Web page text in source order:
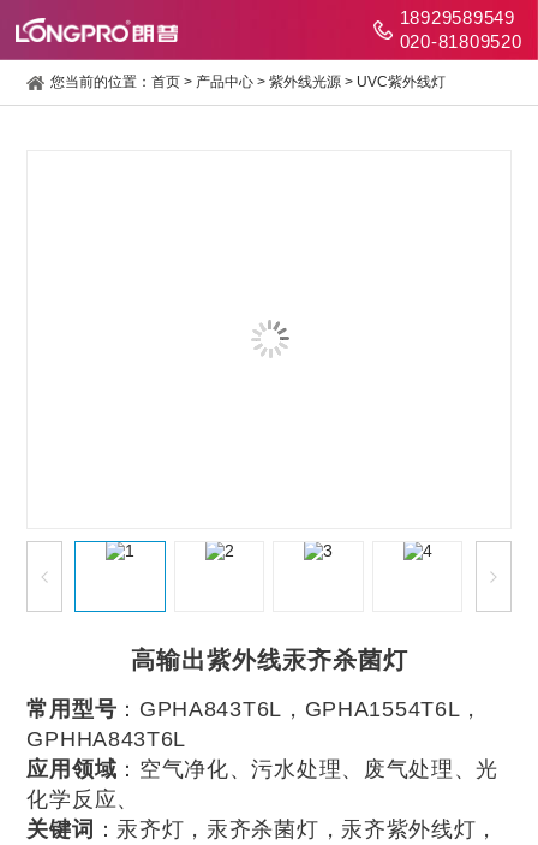
18929589549
020-81809520
您当前的位置：首页 > 产品中心 >紫外线光源 > UVC紫外线灯
高输出紫外线汞齐杀菌灯
常用型号 ：GPHA843T6L，GPHA1554T6L，
GPHHA843T6L
应用领域 ：空气净化、污水处理、废气处理、光
化学反应、
关键词 ：汞齐灯，汞齐杀菌灯，汞齐紫外线灯，